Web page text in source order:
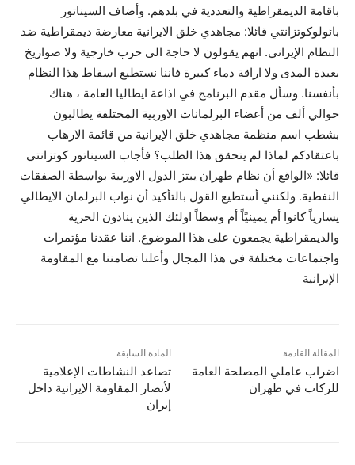
باقامة الديمقراطية والتعددية في بلدهم. وأضاف السيناتور
بائولوكوتزانتي قائلا: مجاهدي خلق الايرانية معارضة ديمقراطية ضد
النظام الإيراني. انهم يقولون لا حاجة الى حرب خارجية ولا صواريخ
بعيدة المدى ولا اراقة دماء كبيرة فاننا نستطيع اسقاط هذا النظام
بأنفسنا. وسأل مقدم البرنامج في اذاعة ايطاليا العامة ، هناك
حوالي ألف من أعضاء البرلمانات الاوربية المختلفة يطالبون
بشطب اسم منظمة مجاهدي خلق الإيرانية من قائمة الارهاب
باعتقادكم لماذا لم يتحقق هذا الطلب؟ فأجاب السيناتور كوتزانتي
قائلا: «الواقع أن نظام طهران يبتز الدول الاوربية بواسطة الصفقات
النفطية. ولكنني أستطيع القول بالتأكيد أن نواب البرلمان الايطالي
يسارياً كانوا أم يمينيًاً أم وسطاً اولئك الذين ينادون الحرية
والديمقراطية يجمعون على هذا الموضوع. اننا عقدنا مؤتمرات
واجتماعات مختلفة في هذا المجال وأعلنا تضامننا مع المقاومة
الإيرانية
المادة السابقة
تصاعد النشاطات الإعلامية
لأنصار المقاومة الإيرانية داخل
إيران
المقالة القادمة
اضراب عاملي المصلحة العامة
للركاب في طهران